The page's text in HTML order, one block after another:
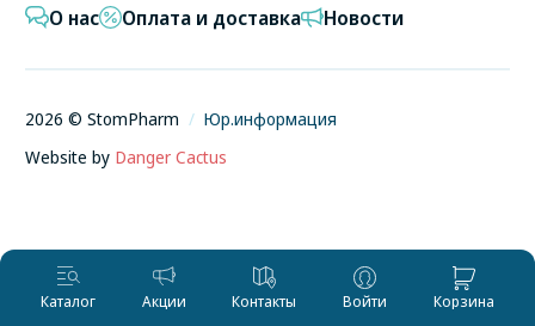
Каталог Акции Контакты Войти Корзина
О нас Оплата и доставка Новости
2026 © StomPharm / Юр.информация
Website by Danger Cactus